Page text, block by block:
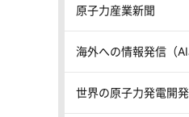
原子力産業新聞
海外への情報発信（
世界の原子力発電開